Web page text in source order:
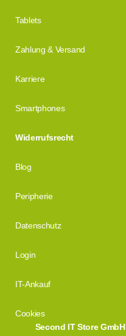
Second IT Store GmbH
Tablets
Zahlung & Versand
Karriere
Smartphones
Widerrufsrecht
Blog
Peripherie
Datenschutz
Login
IT-Ankauf
Cookies